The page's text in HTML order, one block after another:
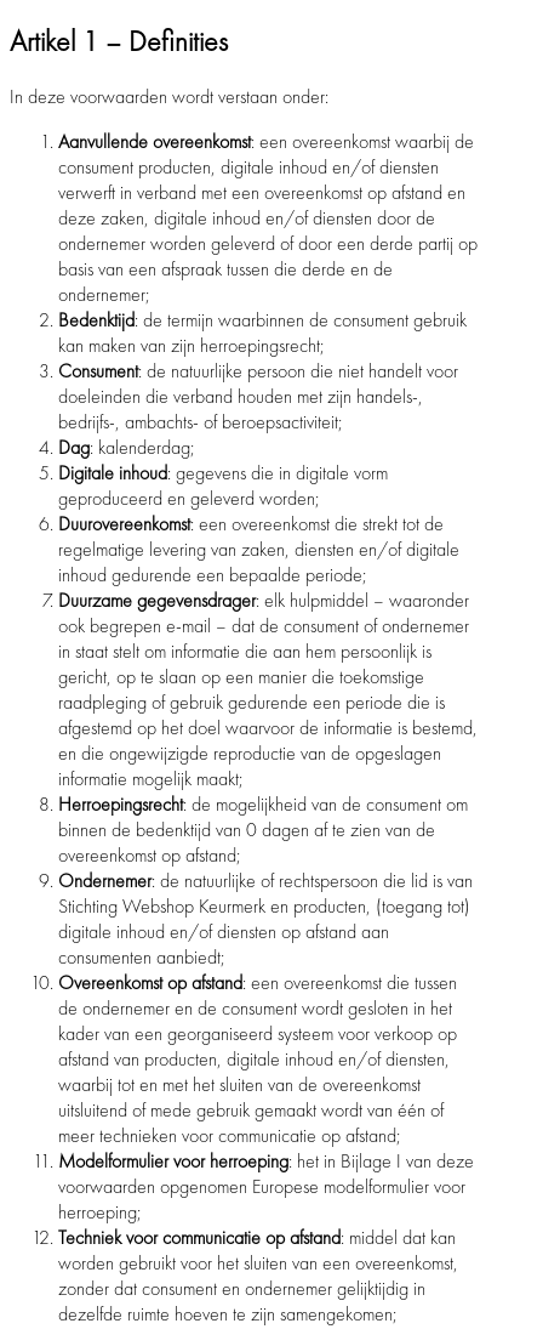
Artikel 1 – Definities
In deze voorwaarden wordt verstaan onder:
Aanvullende overeenkomst: een overeenkomst waarbij de
consument producten, digitale inhoud en/of diensten
verwerft in verband met een overeenkomst op afstand en
deze zaken, digitale inhoud en/of diensten door de
ondernemer worden geleverd of door een derde partij op
basis van een afspraak tussen die derde en de
ondernemer;
Bedenktijd: de termijn waarbinnen de consument gebruik
kan maken van zijn herroepingsrecht;
Consument: de natuurlijke persoon die niet handelt voor
doeleinden die verband houden met zijn handels-,
bedrijfs-, ambachts- of beroepsactiviteit;
Dag: kalenderdag;
Digitale inhoud: gegevens die in digitale vorm
geproduceerd en geleverd worden;
Duurovereenkomst: een overeenkomst die strekt tot de
regelmatige levering van zaken, diensten en/of digitale
inhoud gedurende een bepaalde periode;
Duurzame gegevensdrager: elk hulpmiddel – waaronder
ook begrepen e-mail – dat de consument of ondernemer
in staat stelt om informatie die aan hem persoonlijk is
gericht, op te slaan op een manier die toekomstige
raadpleging of gebruik gedurende een periode die is
afgestemd op het doel waarvoor de informatie is bestemd,
en die ongewijzigde reproductie van de opgeslagen
informatie mogelijk maakt;
Herroepingsrecht: de mogelijkheid van de consument om
binnen de bedenktijd van 0 dagen af te zien van de
overeenkomst op afstand;
Ondernemer: de natuurlijke of rechtspersoon die lid is van
Stichting Webshop Keurmerk en producten, (toegang tot)
digitale inhoud en/of diensten op afstand aan
consumenten aanbiedt;
Overeenkomst op afstand: een overeenkomst die tussen
de ondernemer en de consument wordt gesloten in het
kader van een georganiseerd systeem voor verkoop op
afstand van producten, digitale inhoud en/of diensten,
waarbij tot en met het sluiten van de overeenkomst
uitsluitend of mede gebruik gemaakt wordt van één of
meer technieken voor communicatie op afstand;
Modelformulier voor herroeping: het in Bijlage I van deze
voorwaarden opgenomen Europese modelformulier voor
herroeping;
Techniek voor communicatie op afstand: middel dat kan
worden gebruikt voor het sluiten van een overeenkomst,
zonder dat consument en ondernemer gelijktijdig in
dezelfde ruimte hoeven te zijn samengekomen;